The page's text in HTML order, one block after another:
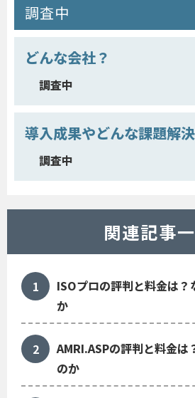
調査中
どんな会社？
調査中
導入成果やどんな課題解
調査中
関連記事
ISOプロの評判と料金は？
か
AMRI.ASPの評判と料金は
のか